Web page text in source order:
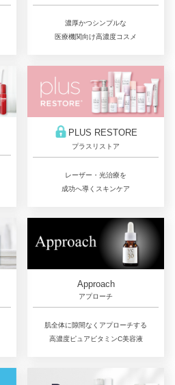
濃厚かつシンプルな
医療機関向け高濃度コスメ
PLUS RESTORE
プラスリストア
レーザー・光治療を
成功へ導くスキンケア
Approach
アプローチ
肌全体に隙間なくアプローチする
高濃度ピュアビタミンC美容液